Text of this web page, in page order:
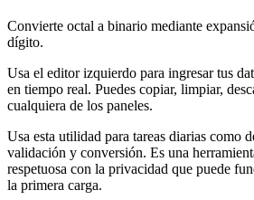
Convierte octal a binario mediante
dígito.
Usa el editor izquierdo para ingresar tus
en tiempo real. Puedes copiar, limpiar,
cualquiera de los paneles.
Usa esta utilidad para tareas diarias como
validación y conversión. Es una
respetuosa con la privacidad que puede
la primera carga.